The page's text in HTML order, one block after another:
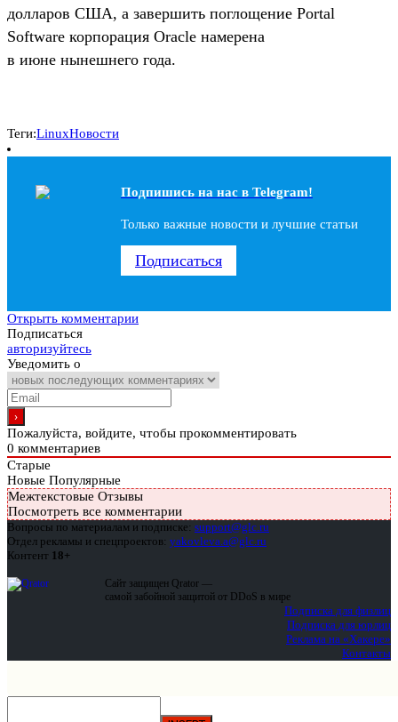
долларов США, а завершить поглощение Portal
Software корпорация Oracle намерена
в июне нынешнего года.
Теги:LinuxНовости
Подпишись на наc в Telegram!
Только важные новости и лучшие статьи
Подписаться
Открыть комментарии
Подписаться
авторизуйтесь
Уведомить о
Пожалуйста, войдите, чтобы прокомментировать
0 комментариев
Старые
Новые Популярные
Межтекстовые Отзывы
Посмотреть все комментарии
Вопросы по материалам и подписке: support@glc.ru
Отдел рекламы и спецпроектов: yakovleva.a@glc.ru
Контент 18+
Сайт защищен Qrator —
самой забойной защитой от DDoS в мире
Подписка для физлиц
Подписка для юрлиц
Реклама на «Хакере»
Контакты